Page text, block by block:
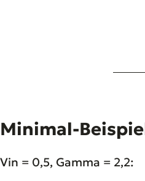
Minimal-
Vin = 0,5, Gamma = 2,2: